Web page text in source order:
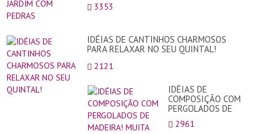
3353
IDÉIAS DE CANTINHOS CHARMOSOS
PARA RELAXAR NO SEU QUINTAL!
2121
IDÉIAS DE
COMPOSIÇÃO COM
PERGOLADOS DE
MADEIRA! MUITA
INSPIRAÇÃO!
2961